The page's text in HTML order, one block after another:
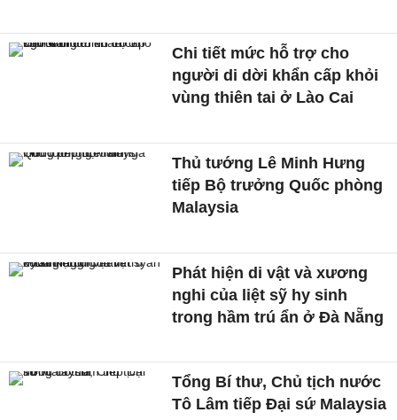
Chi tiết mức hỗ trợ cho
người di dời khẩn cấp khỏi
vùng thiên tai ở Lào Cai
Thủ tướng Lê Minh Hưng
tiếp Bộ trưởng Quốc phòng
Malaysia
Phát hiện di vật và xương
nghi của liệt sỹ hy sinh
trong hầm trú ẩn ở Đà Nẵng
Tổng Bí thư, Chủ tịch nước
Tô Lâm tiếp Đại sứ Malaysia